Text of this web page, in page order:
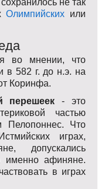
не так
Олимпийских или
во мнении, что
в 582 г. до н.э. на
Коринфа.
перешеек - это
частью
Пелопоннес. Что
играх,
допускались
именно афиняне.
в играх